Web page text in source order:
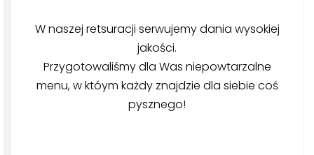
W naszej retsuracji serwujemy dania wysokiej
jakości.
Przygotowaliśmy dla Was niepowtarzalne
menu, w któym każdy znajdzie dla siebie coś
pysznego!